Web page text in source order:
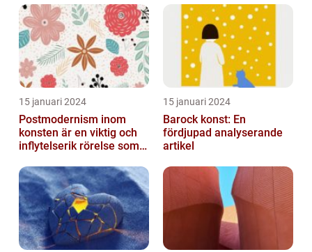
15 januari 2024
Postmodernism inom
konsten är en viktig och
inflytelserik rörelse som
normer o...
15 januari 2024
Barock konst: En
fördjupad analyserande
artikel